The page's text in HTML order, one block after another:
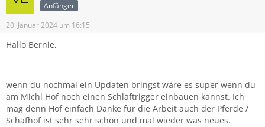
Anfänger
20. Januar 2024 um 16:15
Hallo Bernie,
wenn du nochmal ein Updaten bringst wäre es super wenn du
am Michl Hof noch einen Schlaftrigger einbauen kannst. Ich
mag denn Hof einfach Danke für die Arbeit auch der Pferde /
Schafhof ist sehr sehr schön und mal wieder was neues.